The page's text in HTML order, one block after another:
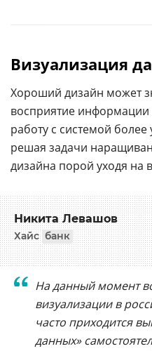
Визуализация
Хороший дизайн может
восприятие информации
работу с системой
решая задачи
дизайна порой уходя на
Никита Левашов
Хайс банк
На данный момент
визуализации в
часто приходится
данных»